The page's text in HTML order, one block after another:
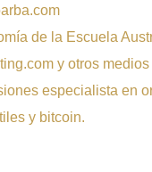
de la Escuela
y otros
especialista en
y bitcoin.